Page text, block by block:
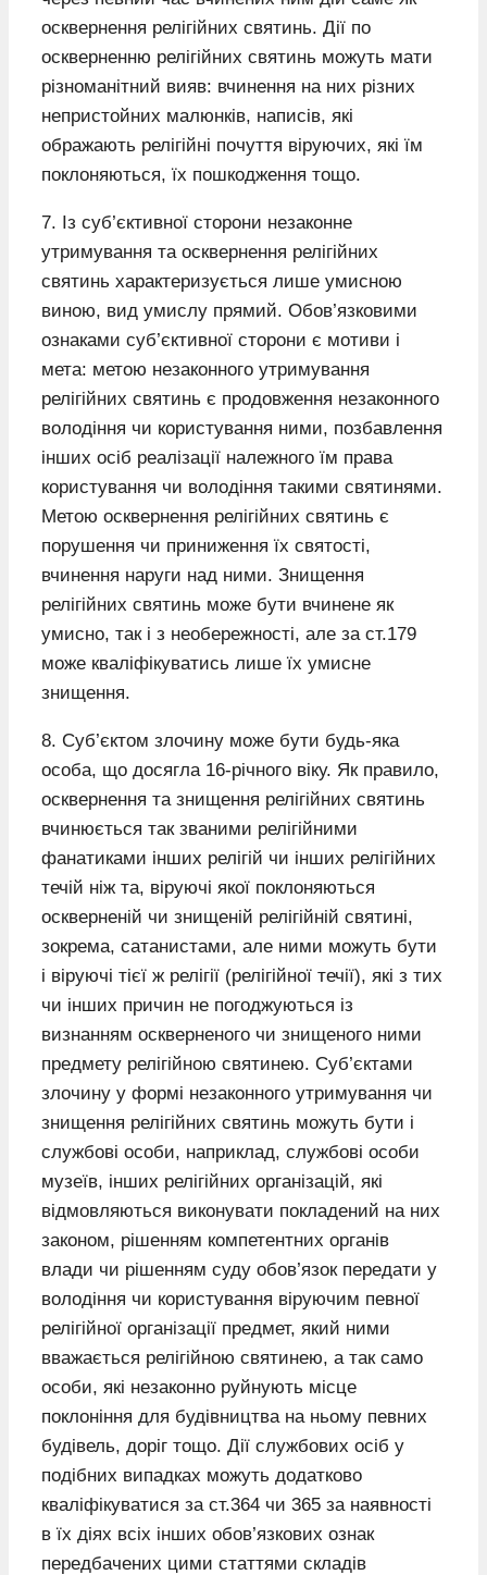
осквернення релігійних святинь. Дії по
оскверненню релігійних святинь можуть мати
різноманітний вияв: вчинення на них різних
непристойних малюнків, написів, які
ображають релігійні почуття віруючих, які їм
поклоняються, їх пошкодження тощо.
7. Із суб’єктивної сторони незаконне
утримування та осквернення релігійних
святинь характеризується лише умисною
виною, вид умислу прямий. Обов’язковими
ознаками суб’єктивної сторони є мотиви і
мета: метою незаконного утримування
релігійних святинь є продовження незаконного
володіння чи користування ними, позбавлення
інших осіб реалізації належного їм права
користування чи володіння такими святинями.
Метою осквернення релігійних святинь є
порушення чи приниження їх святості,
вчинення наруги над ними. Знищення
релігійних святинь може бути вчинене як
умисно, так і з необережності, але за ст.179
може кваліфікуватись лише їх умисне
знищення.
8. Суб’єктом злочину може бути будь-яка
особа, що досягла 16-річного віку. Як правило,
осквернення та знищення релігійних святинь
вчинюється так званими релігійними
фанатиками інших релігій чи інших релігійних
течій ніж та, віруючі якої поклоняються
оскверненій чи знищеній релігійній святині,
зокрема, сатанистами, але ними можуть бути
і віруючі тієї ж релігії (релігійної течії), які з тих
чи інших причин не погоджуються із
визнанням оскверненого чи знищеного ними
предмету релігійною святинею. Суб’єктами
злочину у формі незаконного утримування чи
знищення релігійних святинь можуть бути і
службові особи, наприклад, службові особи
музеїв, інших релігійних організацій, які
відмовляються виконувати покладений на них
законом, рішенням компетентних органів
влади чи рішенням суду обов’язок передати у
володіння чи користування віруючим певної
релігійної організації предмет, який ними
вважається релігійною святинею, а так само
особи, які незаконно руйнують місце
поклоніння для будівництва на ньому певних
будівель, доріг тощо. Дії службових осіб у
подібних випадках можуть додатково
кваліфікуватися за ст.364 чи 365 за наявності
в їх діях всіх інших обов’язкових ознак
передбачених цими статтями складів